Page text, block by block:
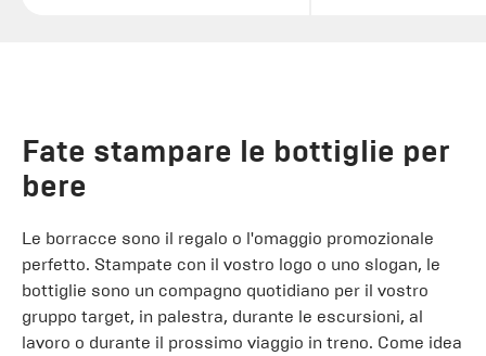
Fate stampare le bottiglie per
bere
Le borracce sono il regalo o l'omaggio promozionale
perfetto. Stampate con il vostro logo o uno slogan, le
bottiglie sono un compagno quotidiano per il vostro
gruppo target, in palestra, durante le escursioni, al
lavoro o durante il prossimo viaggio in treno. Come idea